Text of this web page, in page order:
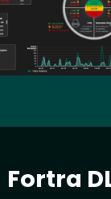
Fortra